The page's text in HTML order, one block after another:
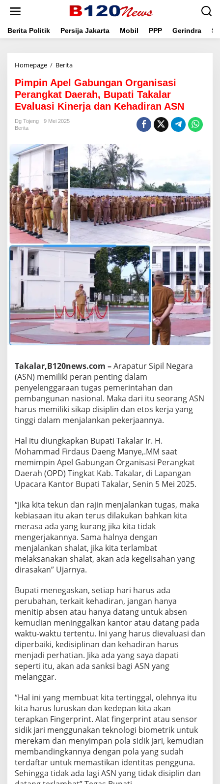
t
Berita Politik Persija Jakarta Mobil PPP Gerindra
Homepage / Berita
m
p
i
n
b
u
n
g
a
n
O
g
a
s
i
P
e
r
a
n
k
a
D
a
e
r
h
,
B
u
p
a
T
a
k
a
l
a
r
E
a
l
u
a
s
i
K
i
n
e
d
a
n
K
e
h
a
d
i
r
Pimpin Apel Gabungan Organisasi
Perangkat Daerah, Bupati Takalar
Evaluasi Kinerja dan Kehadiran ASN
Dg Tojeng
9 Mei 2025
Berita
Takalar,B120news.com –Arapatur Sipil Negara
(ASN) memiliki peran penting dalam
penyelenggaraan tugas pemerintahan dan
pembangunan nasional. Maka dari itu seorang ASN
harus memiliki sikap disiplin dan etos kerja yang
tinggi dalam menjalankan pekerjaannya.
Hal itu diungkapkan Bupati Takalar Ir. H.
Mohammad Firdaus Daeng Manye,.MM saat
memimpin Apel Gabungan Organisasi Perangkat
Daerah (OPD) Tingkat Kab. Takalar, di Lapangan
Upacara Kantor Bupati Takalar, Senin 5 Mei 2025.
“Jika kita tekun dan rajin menjalankan tugas, maka
kebiasaan itu akan terus dilakukan bahkan kita
merasa ada yang kurang jika kita tidak
mengerjakannya. Sama halnya dengan
menjalankan shalat, jika kita terlambat
melaksanakan shalat, akan ada kegelisahan yang
dirasakan” Ujarnya.
Bupati menegaskan, setiap hari harus ada
perubahan, terkait kehadiran, jangan hanya
menitip absen atau hanya datang untuk absen
kemudian meninggalkan kantor atau datang pada
waktu-waktu tertentu. Ini yang harus dievaluasi dan
diperbaiki, kedisiplinan dan kehadiran harus
menjadi perhatian. Jika ada yang saya dapati
seperti itu, akan ada sanksi bagi ASN yang
melanggar.
“Hal ini yang membuat kita tertinggal, olehnya itu
kita harus luruskan dan kedepan kita akan
terapkan Fingerprint. Alat fingerprint atau sensor
sidik jari menggunakan teknologi biometrik untuk
merekam dan menyimpan pola sidik jari, kemudian
membandingkannya dengan pola yang sudah
terdaftar untuk memastikan identitas pengguna.
Sehingga tidak ada lagi ASN yang tidak disiplin dan